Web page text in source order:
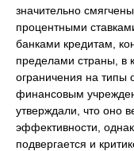
значительно
процентными
банками кредитам,
пределами страны, в
ограничения на типы
финансовым
утверждали, что оно
эффективности,
подвергается и